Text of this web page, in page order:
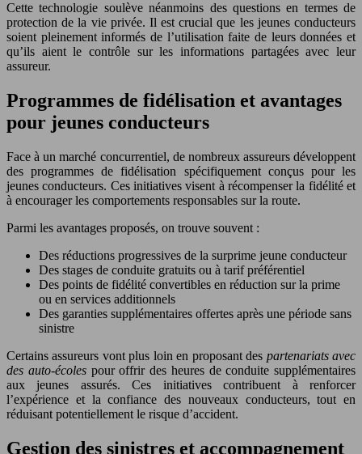
Cette technologie soulève néanmoins des questions en termes de
protection de la vie privée. Il est crucial que les jeunes conducteurs
soient pleinement informés de l’utilisation faite de leurs données et
qu’ils aient le contrôle sur les informations partagées avec leur
assureur.
Programmes de fidélisation et avantages
pour jeunes conducteurs
Face à un marché concurrentiel, de nombreux assureurs développent
des programmes de fidélisation spécifiquement conçus pour les
jeunes conducteurs. Ces initiatives visent à récompenser la fidélité et
à encourager les comportements responsables sur la route.
Parmi les avantages proposés, on trouve souvent :
Des réductions progressives de la surprime jeune conducteur
Des stages de conduite gratuits ou à tarif préférentiel
Des points de fidélité convertibles en réduction sur la prime
ou en services additionnels
Des garanties supplémentaires offertes après une période sans
sinistre
Certains assureurs vont plus loin en proposant des partenariats avec
des auto-écoles pour offrir des heures de conduite supplémentaires
aux jeunes assurés. Ces initiatives contribuent à renforcer
l’expérience et la confiance des nouveaux conducteurs, tout en
réduisant potentiellement le risque d’accident.
Gestion des sinistres et accompagnement